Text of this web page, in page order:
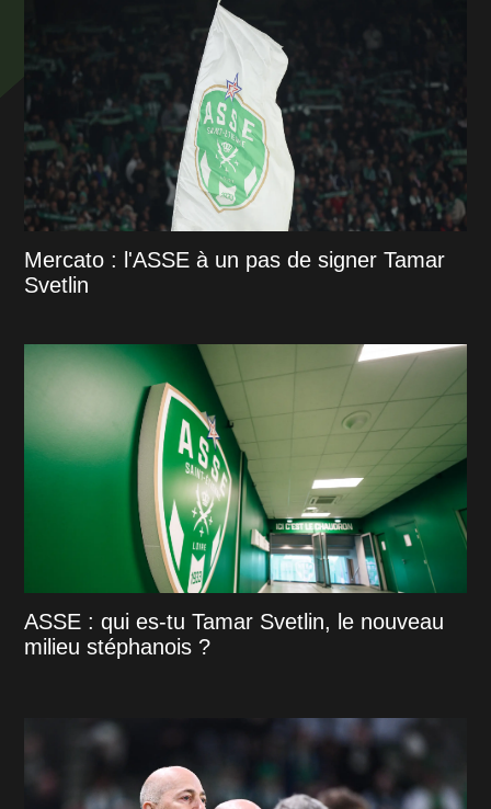
Mercato : l'ASSE à un pas de signer Tamar
Svetlin
ASSE : qui es-tu Tamar Svetlin, le nouveau
milieu stéphanois ?